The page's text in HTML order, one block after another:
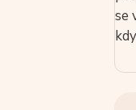
se